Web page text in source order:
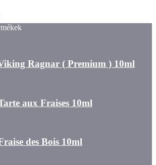
Ragnar ( Premium ) 10ml
aux Fraises 10ml
des Bois 10ml